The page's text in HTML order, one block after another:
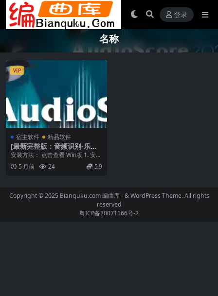
登录
名称
VIP
宿主软件 精品软件
[最新完整版：音频识别-乐谱
制作工具]Neuratron AudioS
core Ultimate 2020.1 v9.0.0
[WiN, MacOSX]（16MB+9M
安装方法： 点击查看 Win版 1. 安装
2. 出现提示时，在产品 ID 栏输...
5 月前 24 5.9
Copyright © 2025 Bianquku.com编曲库- & WordPress Theme. All rights
reserved
粤ICP备20071166号-2